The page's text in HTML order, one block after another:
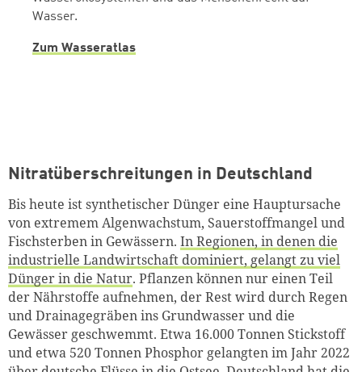
Wasser.
Zum Wasseratlas
Nitratüberschreitungen in Deutschland
Bis heute ist synthetischer Dünger eine Hauptursache
von extremem Algenwachstum, Sauerstoffmangel und
Fischsterben in Gewässern. In Regionen, in denen die
industrielle Landwirtschaft dominiert, gelangt zu viel
Dünger in die Natur. Pflanzen können nur einen Teil
der Nährstoffe aufnehmen, der Rest wird durch Regen
und Drainagegräben ins Grundwasser und die
Gewässer geschwemmt. Etwa 16.000 Tonnen Stickstoff
und etwa 520 Tonnen Phosphor gelangten im Jahr 2022